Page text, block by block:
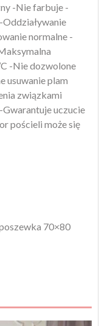
-Nie farbuje -
normalne -
-Nie dozwolone
usuwanie plam
związkami
uczucie
pościeli może się
70×80